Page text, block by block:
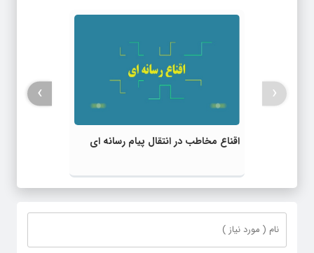
اقناع مخاطب در انتقال پیام رسانه ای
‹
›